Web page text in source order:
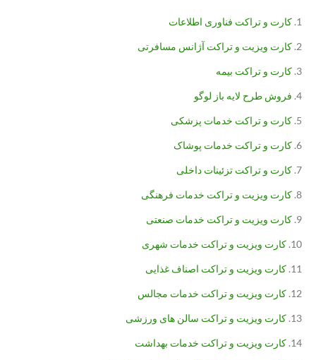
کارت و تراکت فناوری اطلاعات
کارت ویزیت و تراکت آژانس مسافرتی
کارت و تراکت بیمه
فروش طرح لایه باز لوگو
کارت و تراکت خدمات پزشکی
کارت و تراکت خدمات پوشاک
کارت و تراکت تزئینات داخلی
کارت ویزیت و تراکت خدمات فرهنگی
کارت ویزیت و تراکت خدمات صنعتی
کارت ویزیت و تراکت خدمات شهری
کارت ویزیت و تراکت اصناف غذایی
کارت ویزیت و تراکت خدمات مجالس
کارت ویزیت و تراکت سالن های ورزشی
کارت ویزیت و تراکت خدمات بهداشت